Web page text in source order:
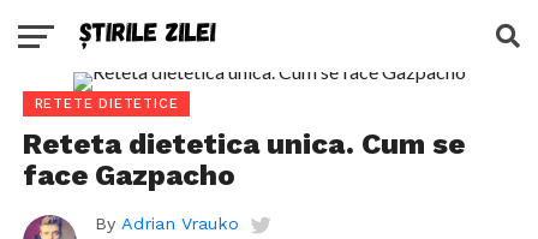
RETETE DIETETICE
Reteta dietetica unica. Cum se
face Gazpacho
By Adrian Vrauko